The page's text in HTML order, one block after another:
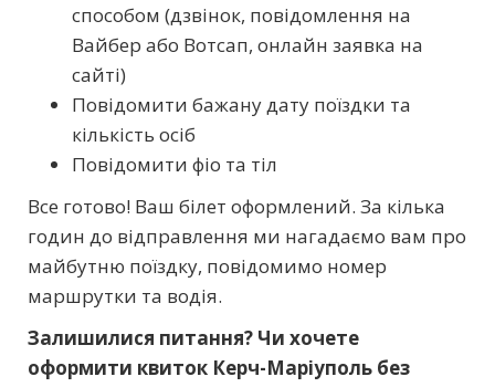
способом (дзвінок, повідомлення на
Вайбер або Вотсап, онлайн заявка на
сайті)
Повідомити бажану дату поїздки та
кількість осіб
Повідомити фіо та тіл
Все готово! Ваш білет оформлений. За кілька
годин до відправлення ми нагадаємо вам про
майбутню поїздку, повідомимо номер
маршрутки та водія.
Залишилися питання? Чи хочете
оформити квиток Керч-Маріуполь без